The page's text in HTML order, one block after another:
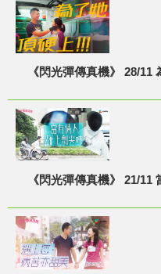
《閃光彈傳真機》 28/11
《閃光彈傳真機》 21/11